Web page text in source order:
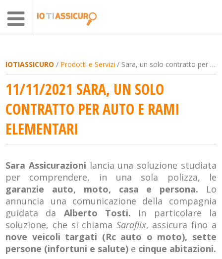
IOTIASSICURO / Prodotti e Servizi / Sara, un solo contratto per auto e rami elementari
11/11/2021 SARA, UN SOLO
CONTRATTO PER AUTO E RAMI
ELEMENTARI
Sara Assicurazioni lancia una soluzione studiata
per comprendere, in una sola polizza, le
garanzie auto, moto, casa e persona. Lo
annuncia una comunicazione della compagnia
guidata da Alberto Tosti. In particolare la
soluzione, che si chiama Saraflix, assicura fino a
nove veicoli targati (Rc auto o moto), sette
persone (infortuni e salute) e cinque abitazioni.